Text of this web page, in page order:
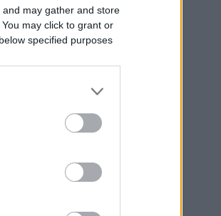
may gather and store
may click to grant or
specified purposes